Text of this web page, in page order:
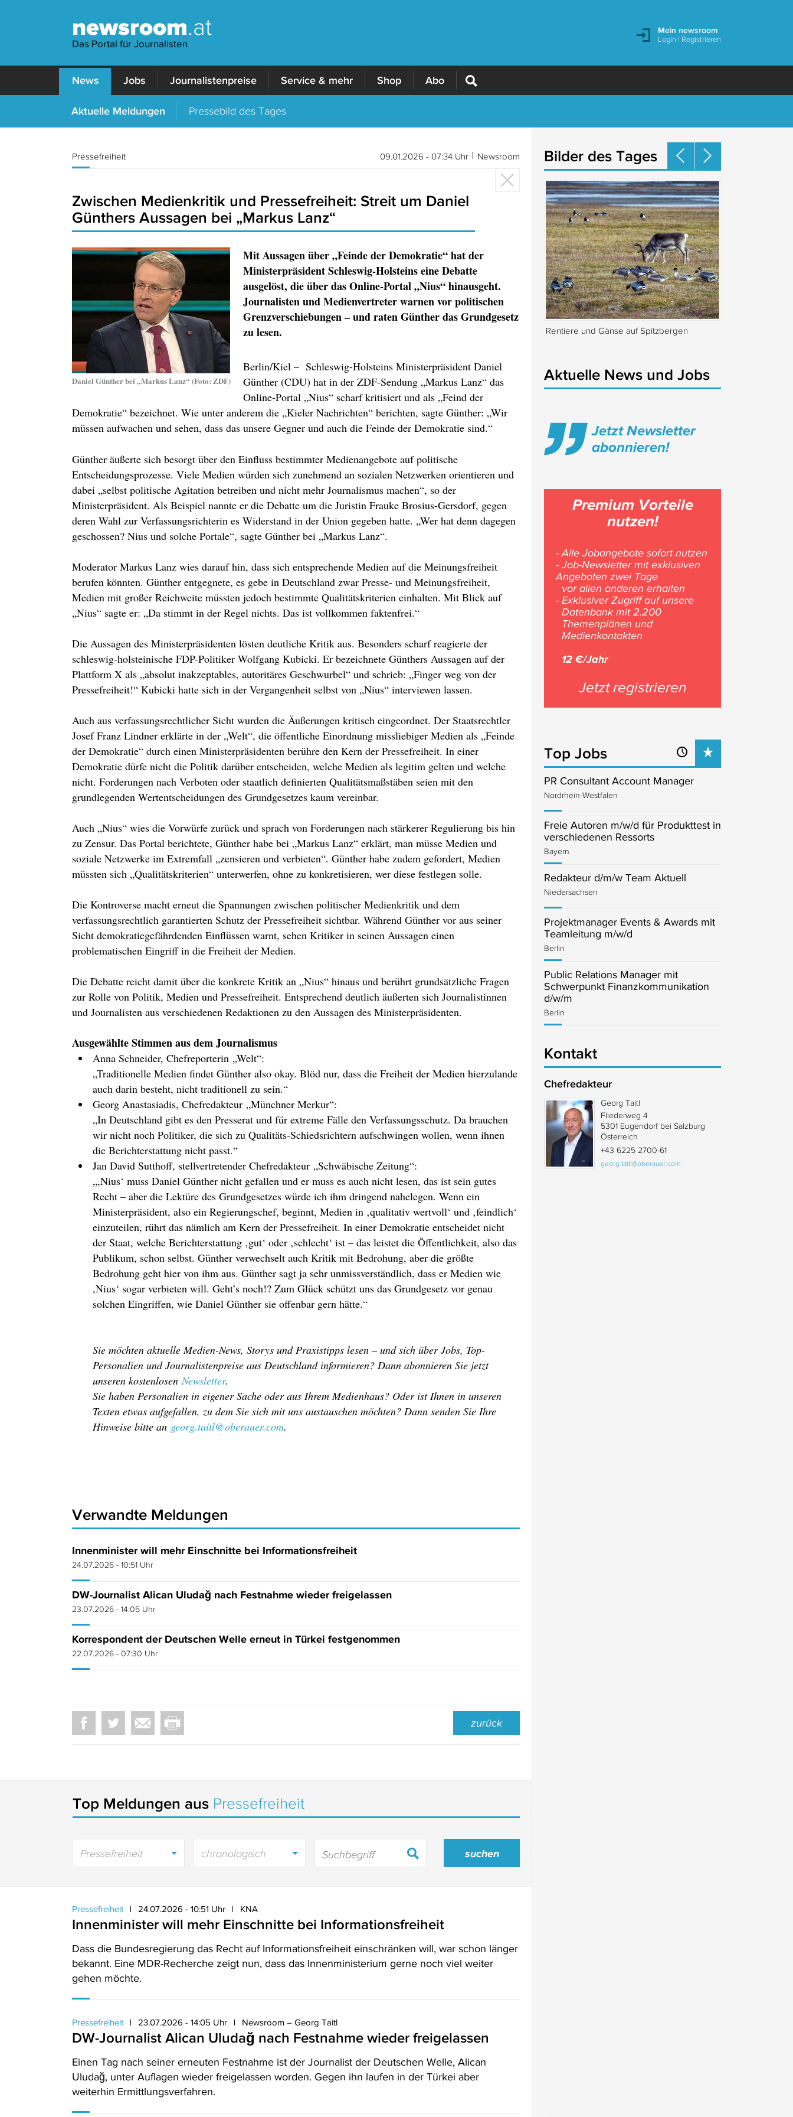
newsroom.at
Das Portal für Journalisten
Mein newsroom
Login | Registrieren
News Jobs Journalistenpreise Service & mehr Shop Abo
Aktuelle Meldungen Pressebild des Tages
Pressefreiheit Newsroom
09.01.2026 - 07:34 Uhr
Zwischen Medienkritik und Pressefreiheit: Streit um Daniel
Günthers Aussagen bei „Markus Lanz“
Daniel Günther bei „Markus Lanz“ (Foto: ZDF)
Mit Aussagen über „Feinde der Demokratie“ hat der
Ministerpräsident Schleswig-Holsteins eine Debatte
ausgelöst, die über das Online-Portal „Nius“ hinausgeht.
Journalisten und Medienvertreter warnen vor politischen
Grenzverschiebungen – und raten Günther das Grundgesetz
zu lesen.
Berlin/Kiel – Schleswig-Holsteins Ministerpräsident Daniel
Günther (CDU) hat in der ZDF-Sendung „Markus Lanz“ das
Online-Portal „Nius“ scharf kritisiert und als „Feind der
Demokratie“ bezeichnet. Wie unter anderem die „Kieler Nachrichten“ berichten, sagte Günther: „Wir
müssen aufwachen und sehen, dass das unsere Gegner und auch die Feinde der Demokratie sind.“
Günther äußerte sich besorgt über den Einfluss bestimmter Medienangebote auf politische
Entscheidungsprozesse. Viele Medien würden sich zunehmend an sozialen Netzwerken orientieren und
dabei „selbst politische Agitation betreiben und nicht mehr Journalismus machen“, so der
Ministerpräsident. Als Beispiel nannte er die Debatte um die Juristin Frauke Brosius-Gersdorf, gegen
deren Wahl zur Verfassungsrichterin es Widerstand in der Union gegeben hatte. „Wer hat denn dagegen
geschossen? Nius und solche Portale“, sagte Günther bei „Markus Lanz“.
Moderator Markus Lanz wies darauf hin, dass sich entsprechende Medien auf die Meinungsfreiheit
berufen könnten. Günther entgegnete, es gebe in Deutschland zwar Presse- und Meinungsfreiheit,
Medien mit großer Reichweite müssten jedoch bestimmte Qualitätskriterien einhalten. Mit Blick auf
„Nius“ sagte er: „Da stimmt in der Regel nichts. Das ist vollkommen faktenfrei.“
Die Aussagen des Ministerpräsidenten lösten deutliche Kritik aus. Besonders scharf reagierte der
schleswig-holsteinische FDP-Politiker Wolfgang Kubicki. Er bezeichnete Günthers Aussagen auf der
Plattform X als „absolut inakzeptables, autoritäres Geschwurbel“ und schrieb: „Finger weg von der
Pressefreiheit!“ Kubicki hatte sich in der Vergangenheit selbst von „Nius“ interviewen lassen.
Auch aus verfassungsrechtlicher Sicht wurden die Äußerungen kritisch eingeordnet. Der Staatsrechtler
Josef Franz Lindner erklärte in der „Welt“, die öffentliche Einordnung missliebiger Medien als „Feinde
der Demokratie“ durch einen Ministerpräsidenten berühre den Kern der Pressefreiheit. In einer
Demokratie dürfe nicht die Politik darüber entscheiden, welche Medien als legitim gelten und welche
nicht. Forderungen nach Verboten oder staatlich definierten Qualitätsmaßstäben seien mit den
grundlegenden Wertentscheidungen des Grundgesetzes kaum vereinbar.
Auch „Nius“ wies die Vorwürfe zurück und sprach von Forderungen nach stärkerer Regulierung bis hin
zu Zensur. Das Portal berichtete, Günther habe bei „Markus Lanz“ erklärt, man müsse Medien und
soziale Netzwerke im Extremfall „zensieren und verbieten“. Günther habe zudem gefordert, Medien
müssten sich „Qualitätskriterien“ unterwerfen, ohne zu konkretisieren, wer diese festlegen solle.
Die Kontroverse macht erneut die Spannungen zwischen politischer Medienkritik und dem
verfassungsrechtlich garantierten Schutz der Pressefreiheit sichtbar. Während Günther vor aus seiner
Sicht demokratiegefährdenden Einflüssen warnt, sehen Kritiker in seinen Aussagen einen
problematischen Eingriff in die Freiheit der Medien.
Die Debatte reicht damit über die konkrete Kritik an „Nius“ hinaus und berührt grundsätzliche Fragen
zur Rolle von Politik, Medien und Pressefreiheit. Entsprechend deutlich äußerten sich Journalistinnen
und Journalisten aus verschiedenen Redaktionen zu den Aussagen des Ministerpräsidenten.
Ausgewählte Stimmen aus dem Journalismus
Anna Schneider, Chefreporterin „Welt“:
„Traditionelle Medien findet Günther also okay. Blöd nur, dass die Freiheit der Medien hierzulande
auch darin besteht, nicht traditionell zu sein.“
Georg Anastasiadis, Chefredakteur „Münchner Merkur“:
„In Deutschland gibt es den Presserat und für extreme Fälle den Verfassungsschutz. Da brauchen
wir nicht noch Politiker, die sich zu Qualitäts-Schiedsrichtern aufschwingen wollen, wenn ihnen
die Berichterstattung nicht passt.“
Jan David Sutthoff, stellvertretender Chefredakteur „Schwäbische Zeitung“:
„,Nius‘ muss Daniel Günther nicht gefallen und er muss es auch nicht lesen, das ist sein gutes
Recht – aber die Lektüre des Grundgesetzes würde ich ihm dringend nahelegen. Wenn ein
Ministerpräsident, also ein Regierungschef, beginnt, Medien in ‚qualitativ wertvoll‘ und ‚feindlich‘
einzuteilen, rührt das nämlich am Kern der Pressefreiheit. In einer Demokratie entscheidet nicht
der Staat, welche Berichterstattung ‚gut‘ oder ‚schlecht‘ ist – das leistet die Öffentlichkeit, also das
Publikum, schon selbst. Günther verwechselt auch Kritik mit Bedrohung, aber die größte
Bedrohung geht hier von ihm aus. Günther sagt ja sehr unmissverständlich, dass er Medien wie
,Nius‘ sogar verbieten will. Geht’s noch!? Zum Glück schützt uns das Grundgesetz vor genau
solchen Eingriffen, wie Daniel Günther sie offenbar gern hätte.“
Sie möchten aktuelle Medien-News, Storys und Praxistipps lesen – und sich über Jobs, Top-
Personalien und Journalistenpreise aus Deutschland informieren? Dann abonnieren Sie jetzt
unseren kostenlosenNewsletter.
Sie haben Personalien in eigener Sache oder aus Ihrem Medienhaus? Oder ist Ihnen in unseren
Texten etwas aufgefallen, zu dem Sie sich mit uns austauschen möchten? Dann senden Sie Ihre
Hinweise bitte an georg.taitl@oberauer.com.
Verwandte Meldungen
Innenminister will mehr Einschnitte bei Informationsfreiheit
24.07.2026 - 10:51 Uhr
DW-Journalist Alican Uludağ nach Festnahme wieder freigelassen
23.07.2026 - 14:05 Uhr
Korrespondent der Deutschen Welle erneut in Türkei festgenommen
22.07.2026 - 07:30 Uhr
zurück
Top Meldungen aus Pressefreiheit
Pressefreiheit chronologisch
Pressefreiheit 24.07.2026 - 10:51 Uhr KNA
Innenminister will mehr Einschnitte bei Informationsfreiheit
Dass die Bundesregierung das Recht auf Informationsfreiheit einschränken will, war schon länger
bekannt. Eine MDR-Recherche zeigt nun, dass das Innenministerium gerne noch viel weiter
gehen möchte.
Pressefreiheit 23.07.2026 - 14:05 Uhr Newsroom – Georg Taitl
DW-Journalist Alican Uludağ nach Festnahme wieder freigelassen
Einen Tag nach seiner erneuten Festnahme ist der Journalist der Deutschen Welle, Alican
Uludağ, unter Auflagen wieder freigelassen worden. Gegen ihn laufen in der Türkei aber
weiterhin Ermittlungsverfahren.
Bilder des Tages
Rentiere und Gänse auf Spitzbergen
Aktuelle News und Jobs
Jetzt Newsletter
abonnieren!
Premium Vorteile
nutzen!
- Alle Jobangebote sofort nutzen
- Job-Newsletter mit exklusiven
Angeboten zwei Tage
vor allen anderen erhalten
- Exklusiver Zugriff auf unsere
Datenbank mit 2.200
Themenplänen und
Medienkontakten
12 €/Jahr
Jetzt registrieren
Top Jobs
PR Consultant Account Manager
Nordrhein-Westfalen
Freie Autoren m/w/d für Produkttest in
verschiedenen Ressorts
Bayern
Redakteur d/m/w Team Aktuell
Niedersachsen
Projektmanager Events & Awards mit
Teamleitung m/w/d
Berlin
Public Relations Manager mit
Schwerpunkt Finanzkommunikation
d/w/m
Berlin
Kontakt
Chefredakteur
Georg Taitl
Fliederweg 4
5301 Eugendorf bei Salzburg
Österreich
+43 6225 2700-61
georg.taitl@oberauer.com